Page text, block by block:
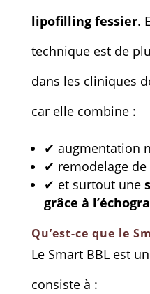
lipofilling fessier.
technique est de
dans les cliniques
car elle combine :
✔ augmentation
✔ remodelage
✔ et surtout une
grâce à
Qu’est-ce que le
Le Smart BBL est
consiste à :